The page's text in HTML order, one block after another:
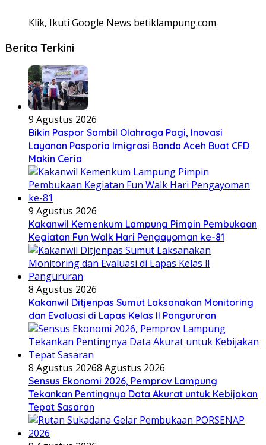
Klik, Ikuti Google News betiklampung.com
Berita Terkini
9 Agustus 2026
Bikin Paspor Sambil Olahraga Pagi, Inovasi
Layanan Pasporia Imigrasi Banda Aceh Buat CFD
Makin Ceria
9 Agustus 2026
Kakanwil Kemenkum Lampung Pimpin Pembukaan
Kegiatan Fun Walk Hari Pengayoman ke-81
8 Agustus 2026
Kakanwil Ditjenpas Sumut Laksanakan Monitoring
dan Evaluasi di Lapas Kelas ll Pangururan
8 Agustus 20268 Agustus 2026
Sensus Ekonomi 2026, Pemprov Lampung
Tekankan Pentingnya Data Akurat untuk Kebijakan
Tepat Sasaran